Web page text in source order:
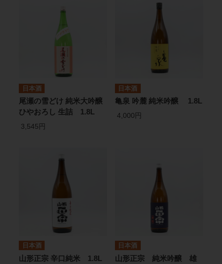
日本酒
尾瀬の雪どけ 純米大吟醸
ひやおろし 生詰 1.8L
3,545円
日本酒
亀泉 吟麓 純米吟醸 1.8L
4,000円
日本酒
山形正宗 辛口純米 1.8L
日本酒
山形正宗 純米吟醸 雄